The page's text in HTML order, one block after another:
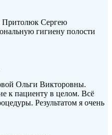
Притолюк Сергею
гигиену полости
Ольги Викторовны.
к пациенту в целом. Всё
Результатом я очень